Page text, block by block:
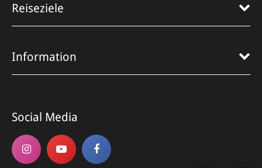
Reiseziele
Information
Social Media